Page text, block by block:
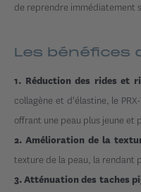
de reprendre immédiatement
Les bénéfices
1. Réduction des rides et
collagène et d'élastine, le
offrant une peau plus jeune et
2. Amélioration de la
texture de la peau, la rendant
3. Atténuation des taches